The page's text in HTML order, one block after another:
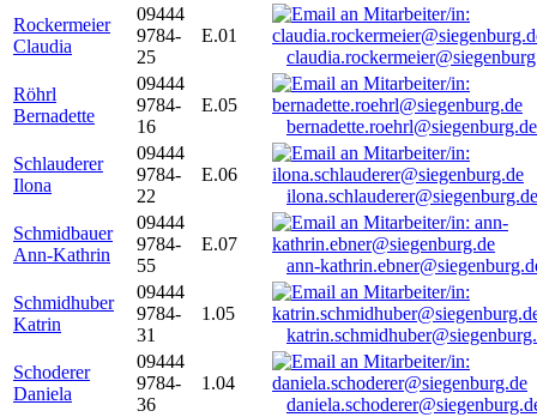
Rockermeier
Claudia
09444
9784-
25
E.01
Röhrl
Bernadette
09444
9784-
16
E.05
bernadette.roehrl@siegenburg.de
Schlauderer
Ilona
09444
9784-
22
E.06
ilona.schlauderer@siegenburg.de
Schmidbauer
Ann-Kathrin
09444
9784-
55
E.07
ann-
Schmidhuber
Katrin
09444
9784-
31
1.05
Schoderer
Daniela
09444
9784-
36
1.04